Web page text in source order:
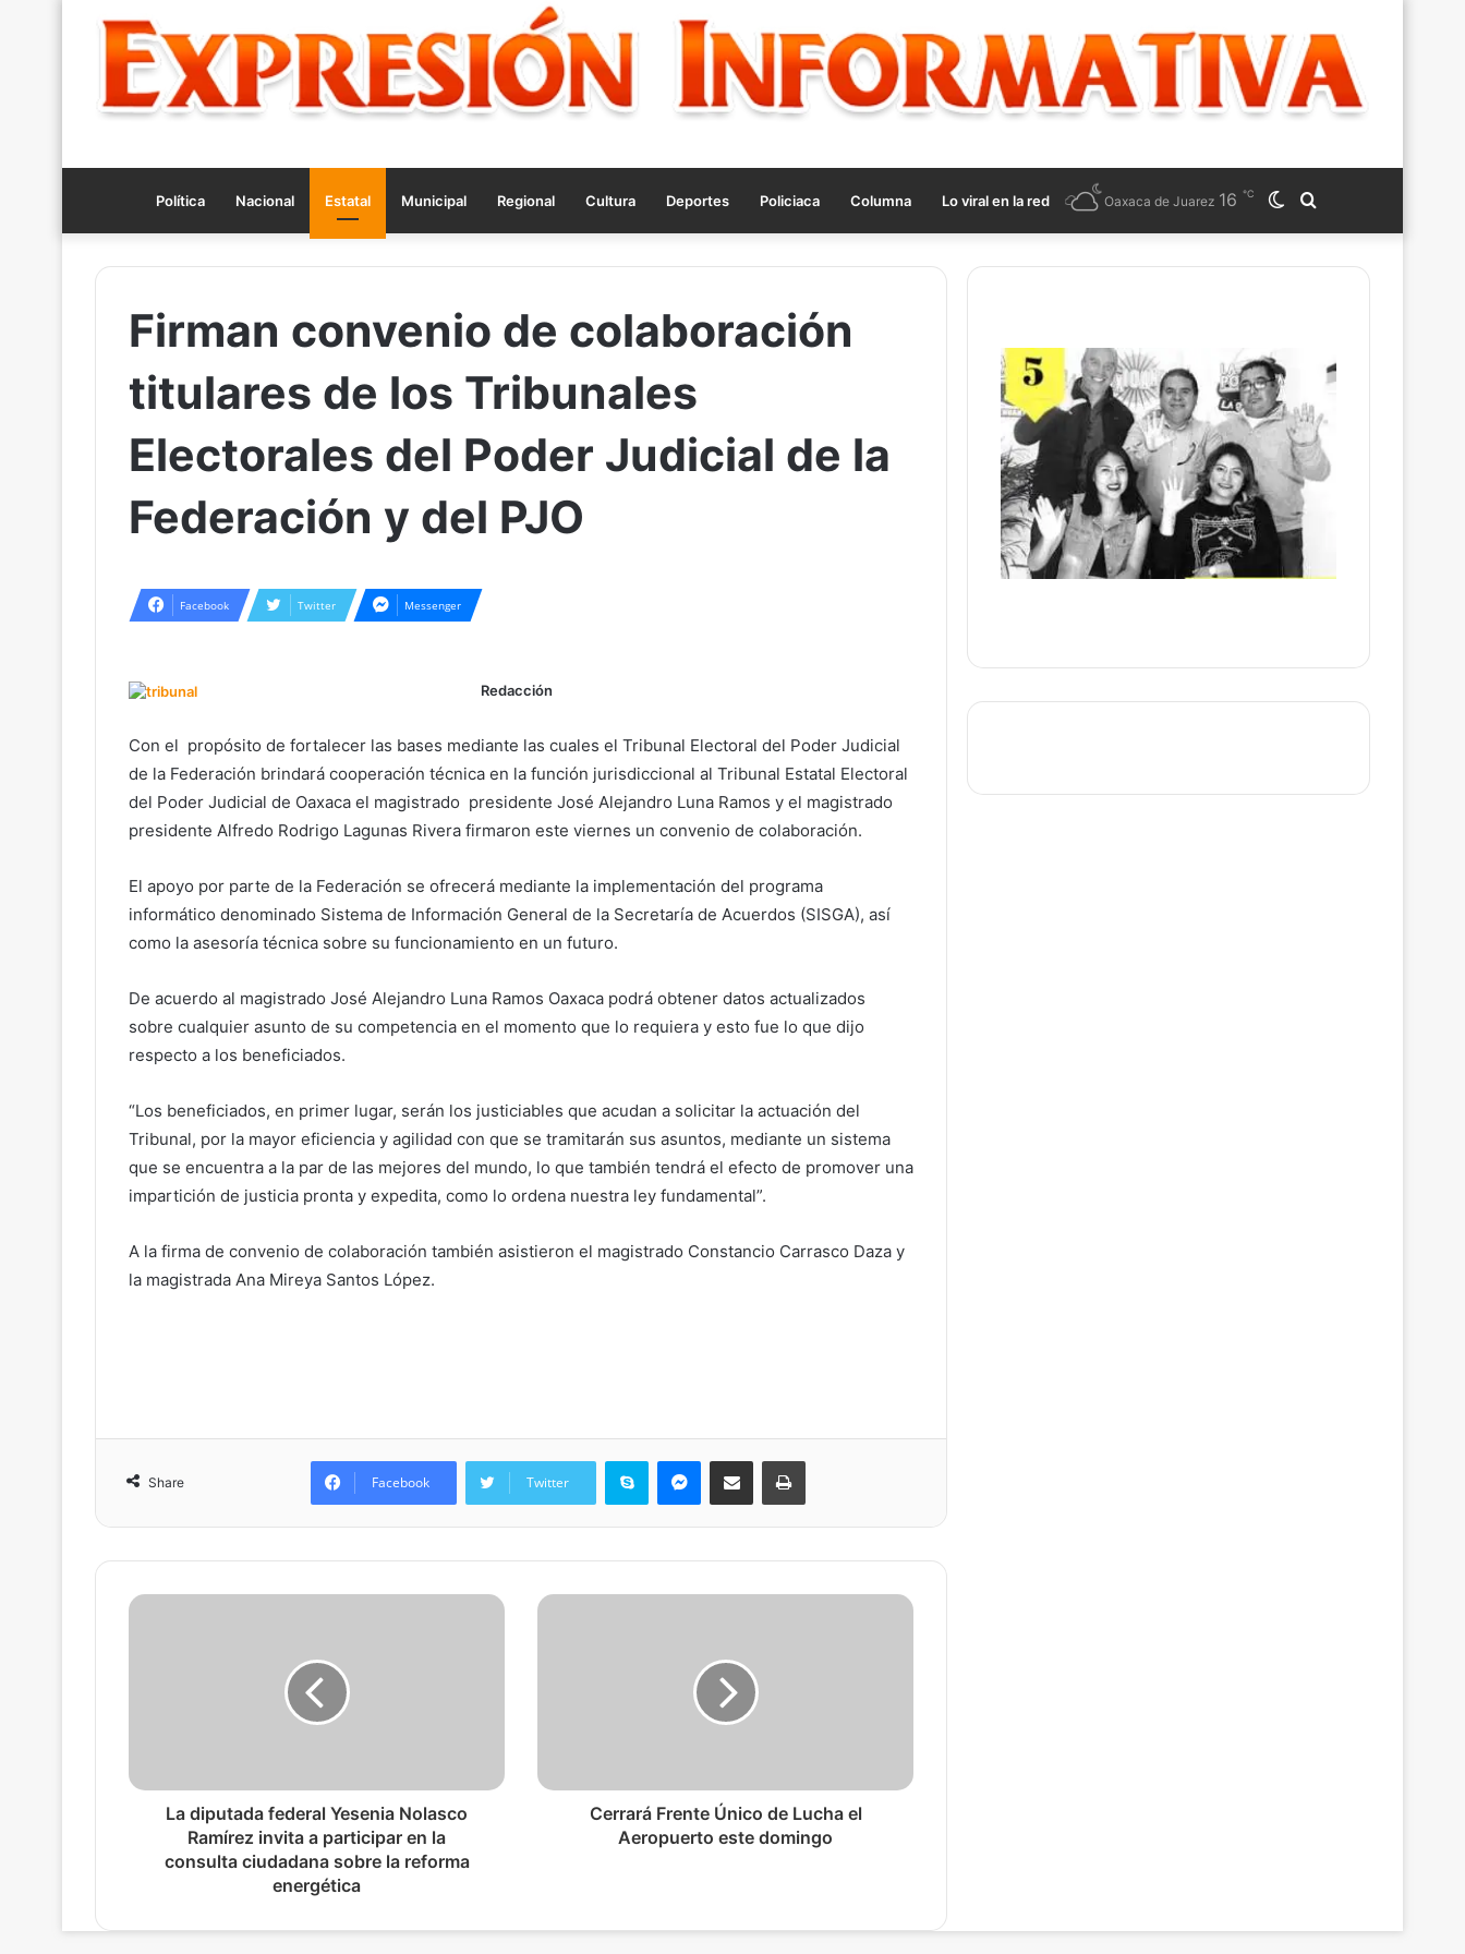
Política Nacional Estatal Municipal Regional Cultura Deportes Policiaca Columna Lo viral en la red
for
Switch
skin
Oaxaca de Juarez 16 ℃
Firman convenio de colaboración
titulares de los Tribunales
Electorales del Poder Judicial de la
Federación y del PJO
Facebook Twitter Messenger
Redacción
Con el propósito de fortalecer las bases mediante las cuales el Tribunal Electoral del Poder Judicial
de la Federación brindará cooperación técnica en la función jurisdiccional al Tribunal Estatal Electoral
del Poder Judicial de Oaxaca el magistrado presidente José Alejandro Luna Ramos y el magistrado
presidente Alfredo Rodrigo Lagunas Rivera firmaron este viernes un convenio de colaboración.
El apoyo por parte de la Federación se ofrecerá mediante la implementación del programa
informático denominado Sistema de Información General de la Secretaría de Acuerdos (SISGA), así
como la asesoría técnica sobre su funcionamiento en un futuro.
De acuerdo al magistrado José Alejandro Luna Ramos Oaxaca podrá obtener datos actualizados
sobre cualquier asunto de su competencia en el momento que lo requiera y esto fue lo que dijo
respecto a los beneficiados.
“Los beneficiados, en primer lugar, serán los justiciables que acudan a solicitar la actuación del
Tribunal, por la mayor eficiencia y agilidad con que se tramitarán sus asuntos, mediante un sistema
que se encuentra a la par de las mejores del mundo, lo que también tendrá el efecto de promover una
impartición de justicia pronta y expedita, como lo ordena nuestra ley fundamental”.
A la firma de convenio de colaboración también asistieron el magistrado Constancio Carrasco Daza y
la magistrada Ana Mireya Santos López.
Share Facebook Twitter
Skype Messenger
Share via Email Print
La diputada federal Yesenia Nolasco
Ramírez invita a participar en la
consulta ciudadana sobre la reforma
energética
Cerrará Frente Único de Lucha el
Aeropuerto este domingo